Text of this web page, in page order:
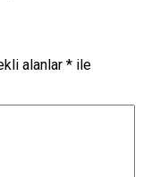
alanlar * ile